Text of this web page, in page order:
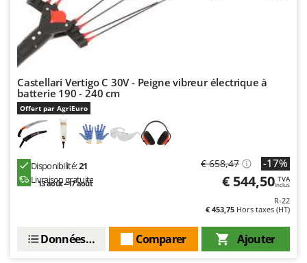
Novatec
Novital
NuAir
O
Officine Savioli
Oliviero
OMA
Omas
Oriental Koshin
Castellari Vertigo C 30V - Peigne vibreur électrique à
batterie 190 - 240 cm
Offert par AgriEuro
Disponibilité:21
Livraison gratuite
13 août - 17 août
€ 658,47 -17%
€ 544,50 TVA
Inclus
R-22
€ 453,75 Hors taxes (HT)
Ajouter
Comparer
Données techniques